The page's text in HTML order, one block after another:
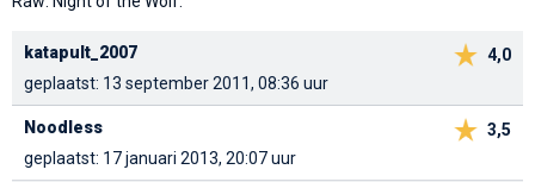
4,0
katapult_2007
geplaatst: 13 september 2011, 08:36 uur
3,5
Noodless
geplaatst: 17 januari 2013, 20:07 uur